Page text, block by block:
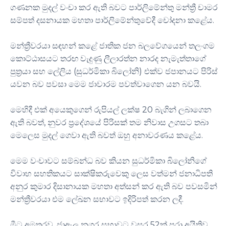
ගණනක මුදල් වංචා කර ඇති බවට පාර්ලිමේන්තු මන්ත්‍රී චාමර
සම්පත් දසනායක මහතා පාර්ලිමේන්තුවේදී චෝදනා කළේය.
මන්ත්‍රීවරයා සඳහන් කළේ ජාතික ජන බලවේගයෙන් තලංගම
කොට්ඨාසයට තරඟ වැදුණු ලීලාරත්න නාරද නැමැත්තාගේ
පුත්‍රයා සහ ලේලිය (සුධර්මිකා බිලෝනි) එක්ව ජපානයට පිරිස්
යවන බව පවසා මෙම ජාවාරම පවත්වාගෙන යන බවයි.
මෙහිදී එක් අයෙකුගෙන් රුපියල් ලක්ෂ 20 බැගින් ලබාගෙන
ඇති බවත්, නුවර ප්‍රදේශයේ පිරිසක් තම නිවාස උගසට තබා
මෙලෙස මුදල් ගෙවා ඇති බවත් ඔහු අනාවරණය කළේය.
මෙම වංචාවට සම්බන්ධ බව කියන සුධර්මිකා බිලෝනිගේ
විවාහ සහතිකයට සාක්ෂිකරුවෙකු ලෙස වත්මන් ජනාධිපති
අනුර කුමාර දිසානායක මහතා අත්සන් කර ඇති බව පවසමින්
මන්ත්‍රීවරයා එම ලේඛන සභාවට ඉදිරිපත් කරන ලදී.